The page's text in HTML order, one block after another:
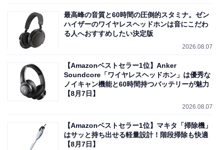
最高峰の音質と60時間の圧倒的スタミナ。ゼン
ハイザーのワイヤレスヘッドホンは音にこだわ
る人へおすすめしたい決定版
2026.08.07
【Amazonベストセラー1位】Anker
Soundcore「ワイヤレスヘッドホン」は優秀な
ノイキャン機能と60時間持つバッテリーが魅力
【8月7日】
2026.08.07
【Amazonベストセラー1位】マキタ「掃除機」
はサッと持ち出せる軽量設計！階段掃除も快適
【8月7日】